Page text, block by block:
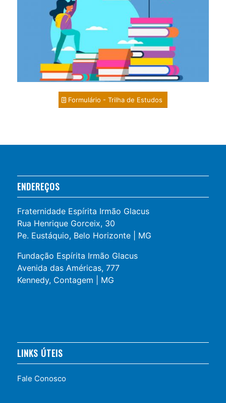
Formulário - Trilha de Estudos
ENDEREÇOS
Fraternidade Espírita Irmão Glacus
Rua Henrique Gorceix, 30
Pe. Eustáquio, Belo Horizonte | MG
Fundação Espírita Irmão Glacus
Avenida das Américas, 777
Kennedy, Contagem | MG
LINKS ÚTEIS
Fale Conosco